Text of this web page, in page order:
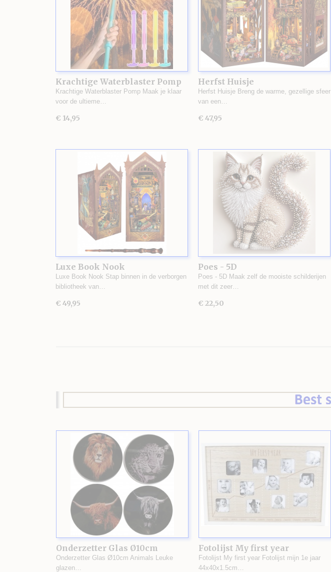
Krachtige Waterblaster Pomp
Krachtige Waterblaster Pomp Maak je klaar
voor de ultieme…
€ 14,95
Herfst Huisje
Herfst Huisje Breng de warme, gezellige sfeer
van een…
€ 47,95
Luxe Book Nook
Luxe Book Nook Stap binnen in de verborgen
bibliotheek van…
€ 49,95
Poes - 5D
Poes - 5D Maak zelf de mooiste schilderijen
met dit zeer…
€ 22,50
Onderzetter Glas Ø10cm
Animals
Onderzetter Glas Ø10cm Animals Leuke
glazen…
Fotolijst My first year
Fotolijst My first year Fotolijst mijn 1e jaar
44x40x1.5cm…